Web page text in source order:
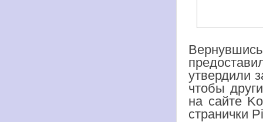
утвердили
чтобы
на сайте
странички